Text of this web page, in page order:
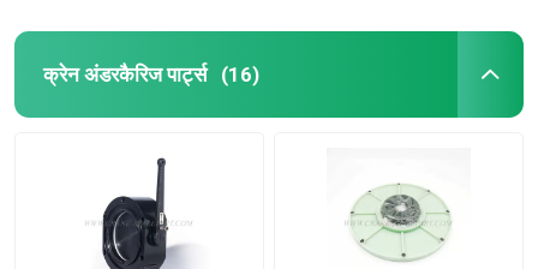
क्रेन अंडरकैरिज पार्ट्स (16)